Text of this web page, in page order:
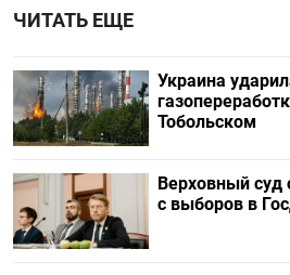
ЧИТАТЬ ЕЩЕ
Украина
Тобольском
Верховный суд
с выборов в